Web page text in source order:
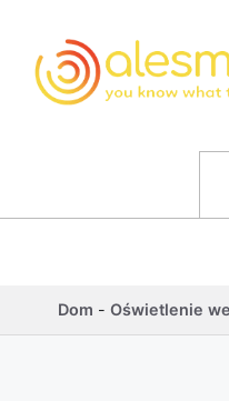
Dom - Oświetlenie